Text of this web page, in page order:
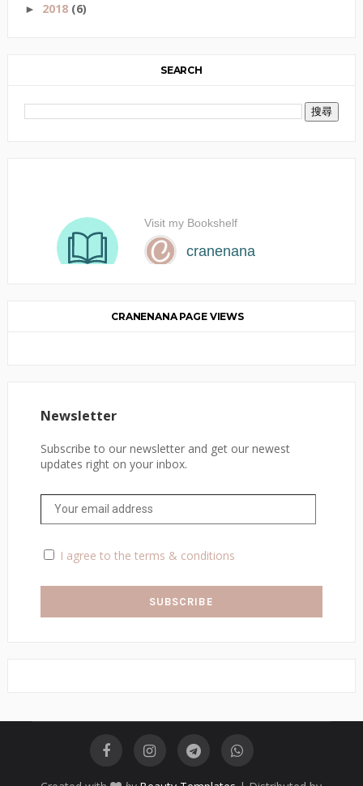
► 2018 (6)
SEARCH
CRANENANA PAGE VIEWS
Newsletter
Subscribe to our newsletter and get our newest
updates right on your inbox.
I agree to the terms & conditions